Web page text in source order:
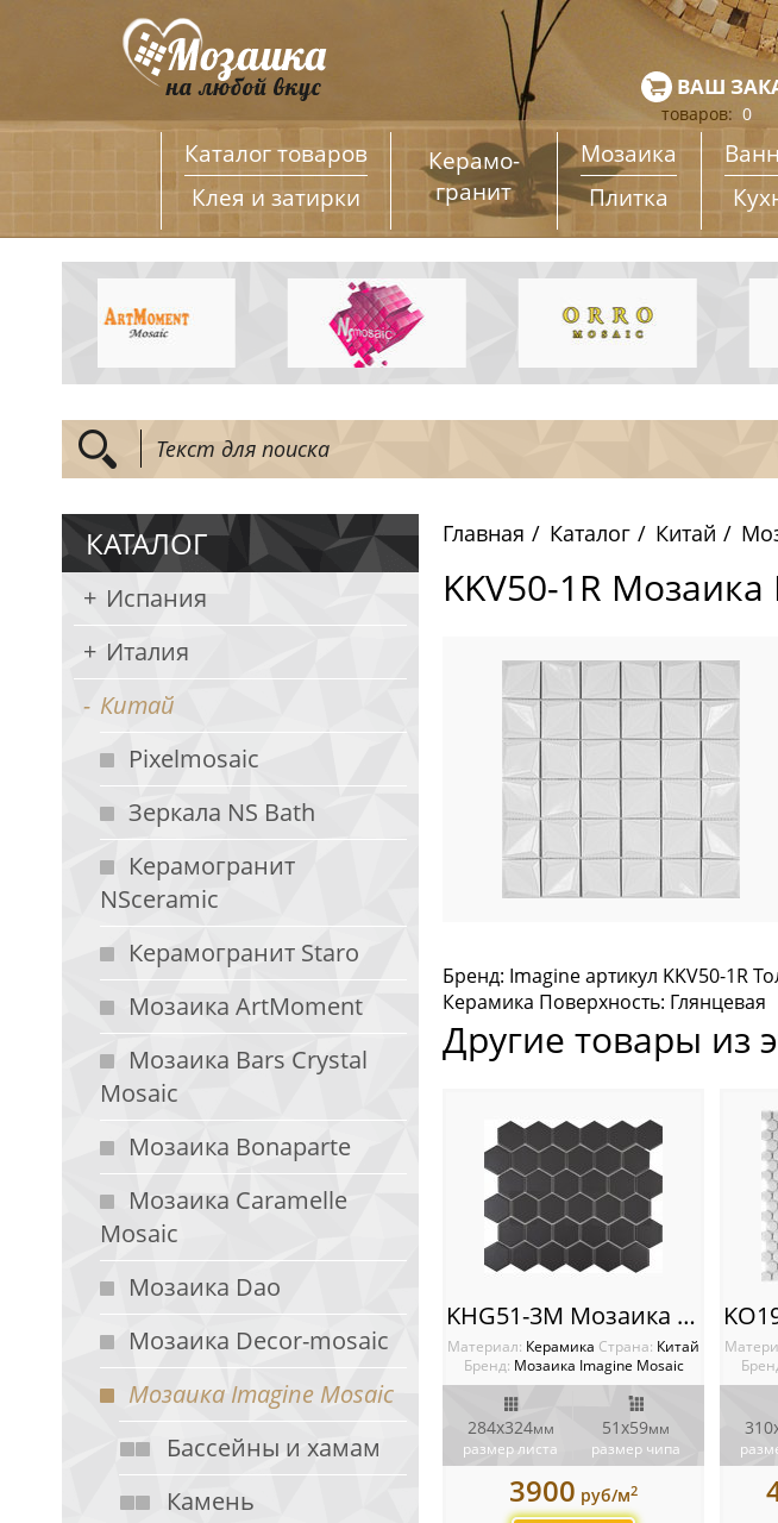
ВАШ
товаров: 0
Каталог товаров
Клея и затирки
Керамо­
гранит
Мозаика
Плитка
КАТАЛОГ
Испания
Италия
Китай
Pixelmosaic
Зеркала NS Bath
Керамогранит
NSceramic
Керамогранит Staro
Мозаика ArtMoment
Мозаика Bars Crystal
Mosaic
Мозаика Bonaparte
Мозаика Caramelle
Mosaic
Мозаика Dao
Мозаика Decor-mosaic
Мозаика Imagine Mosaic
Бассейны и хамам
Камень
Главная Каталог Китай
KKV50-1R
Бренд: Imagine артикул KKV50-1R
Керамика Поверхность: Глянцевая
Другие товары из
KHG51-3M Мозаика Imagine
Материал: Керамика Cтрана: Китай
Бренд: Мозаика Imagine Mosaic
284x324мм
размер листа
51x59мм
размер чипа
3900 руб/м2